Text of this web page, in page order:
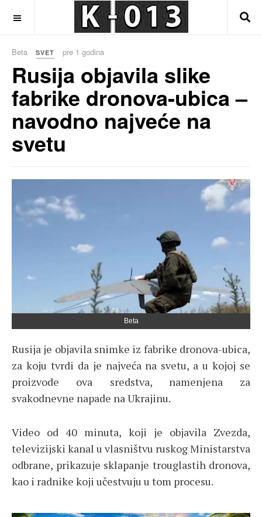
Beta SVET pre 1 godina
Rusija objavila slike
fabrike dronova-ubica –
navodno najveće na
svetu
Beta
Rusija je objavila snimke iz fabrike dronova-ubica,
za koju tvrdi da je najveća na svetu, a u kojoj se
proizvode ova sredstva, namenjena za
svakodnevne napade na Ukrajinu.
Video od 40 minuta, koji je objavila Zvezda,
televizijski kanal u vlasništvu ruskog Ministarstva
odbrane, prikazuje sklapanje trouglastih dronova,
kao i radnike koji učestvuju u tom procesu.